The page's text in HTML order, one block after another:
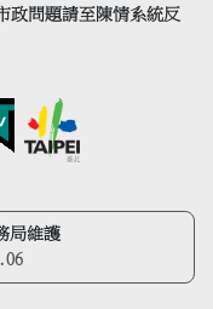
政問題請至陳情系統反
局維護